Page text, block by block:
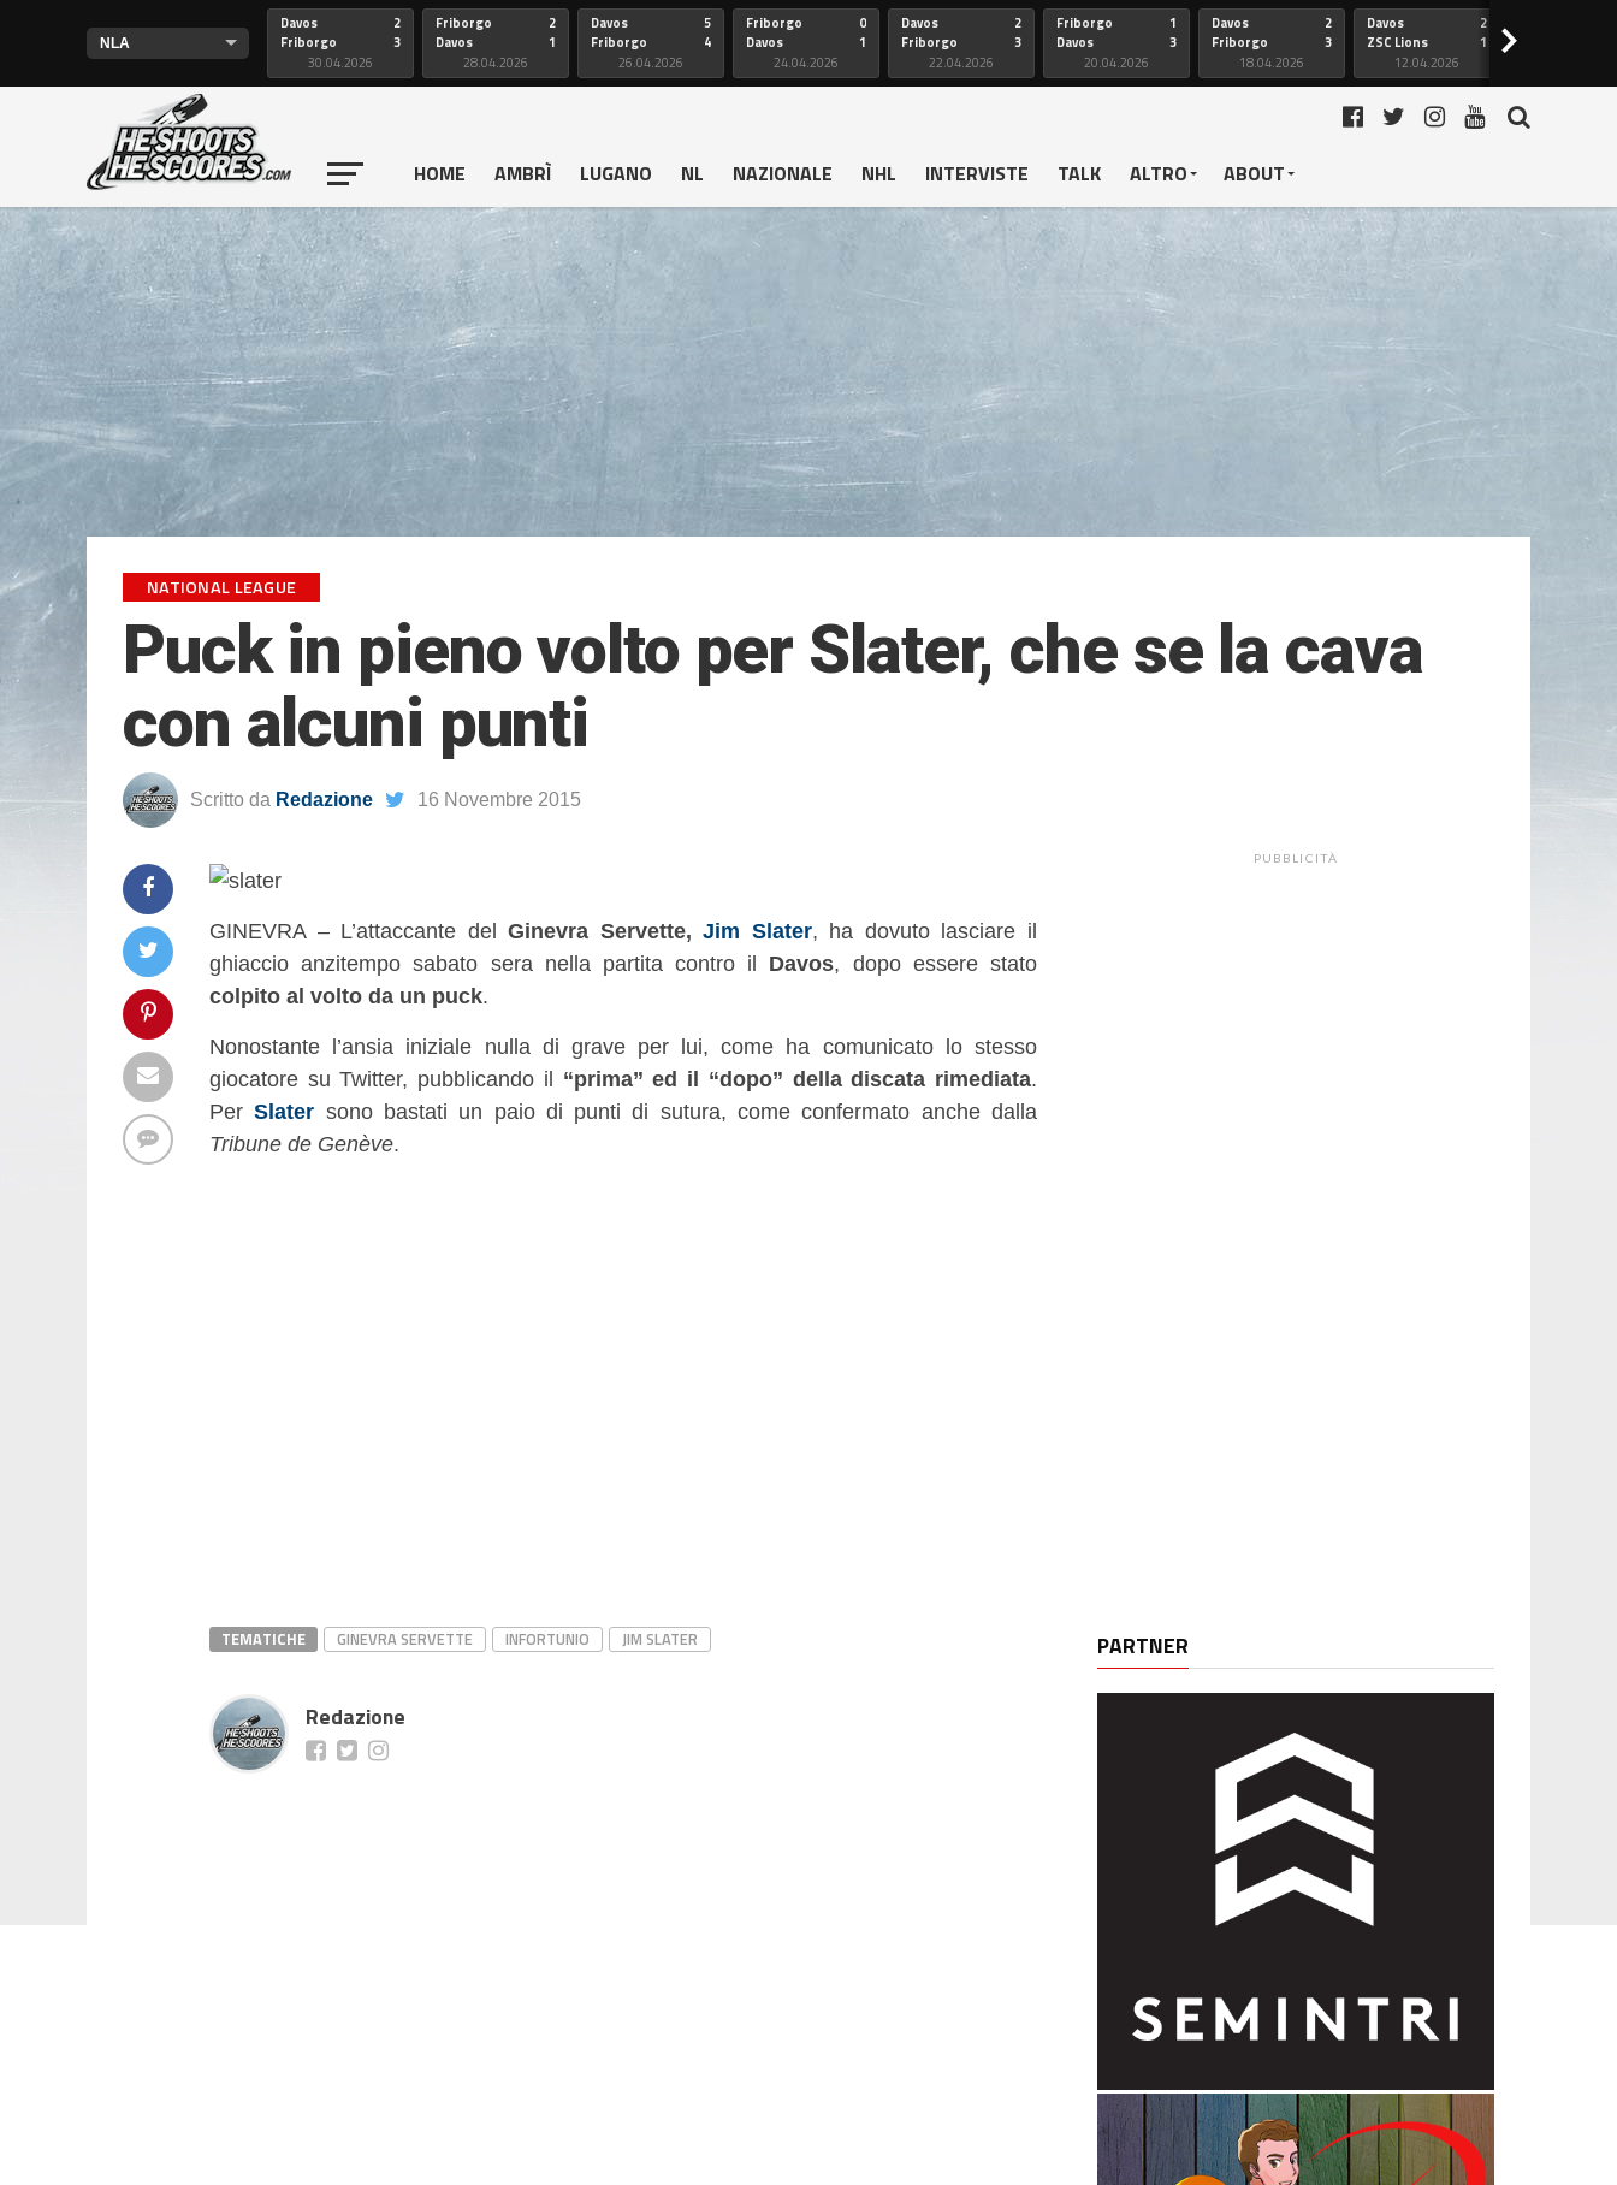
Davos
Friborgo
2
3
30.04.2026
Friborgo
Davos
2
1
28.04.2026
Davos
Friborgo
5
4
26.04.2026
Friborgo
Davos
0
1
24.04.2026
Davos
Friborgo
2
3
22.04.2026
Friborgo
Davos
1
3
20.04.2026
Davos
Friborgo
2
3
18.04.2026
Davos
ZSC Lions
2
1
12.04.2026
>
HOME AMBRÌ LUGANO NL NAZIONALE NHL INTERVISTE TALK ALTRO ABOUT
NATIONAL LEAGUE
Puck in pieno volto per Slater, che se la cava
con alcuni punti
Scritto da Redazione 16 Novembre 2015
GINEVRA – L’attaccante delGinevra Servette,Jim Slater, ha dovuto lasciare il
ghiaccio anzitempo sabato sera nella partita contro il Davos, dopo essere stato
colpito al volto da un puck.
Nonostante l’ansia iniziale nulla di grave per lui, come ha comunicato lo stesso
giocatore su Twitter, pubblicando il “prima” ed il “dopo” della discata rimediata.
PerSlater sono bastati un paio di punti di sutura, come confermato anche dalla
Tribune de Genève.
TEMATICHE GINEVRA SERVETTE INFORTUNIO JIM SLATER
Redazione
PUBBLICITÀ
PARTNER